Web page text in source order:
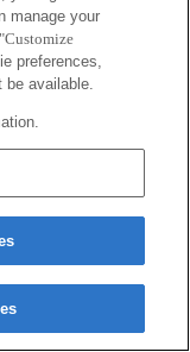
manage your
"Customize
preferences,
be available.